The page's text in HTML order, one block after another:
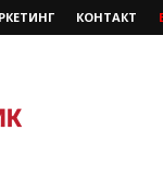
КОНТАКТ